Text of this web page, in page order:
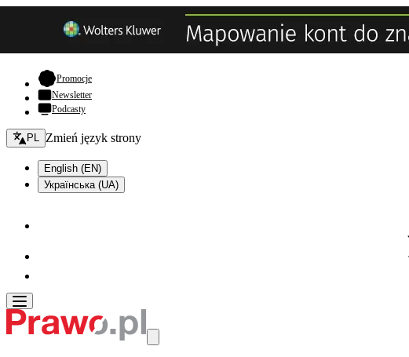
Promocje- otwiera się w nowej karcie
Newsletter
Podcasty
Zmień język - bieżący:
PL Zmień język strony
English (EN)
Українська (UA)